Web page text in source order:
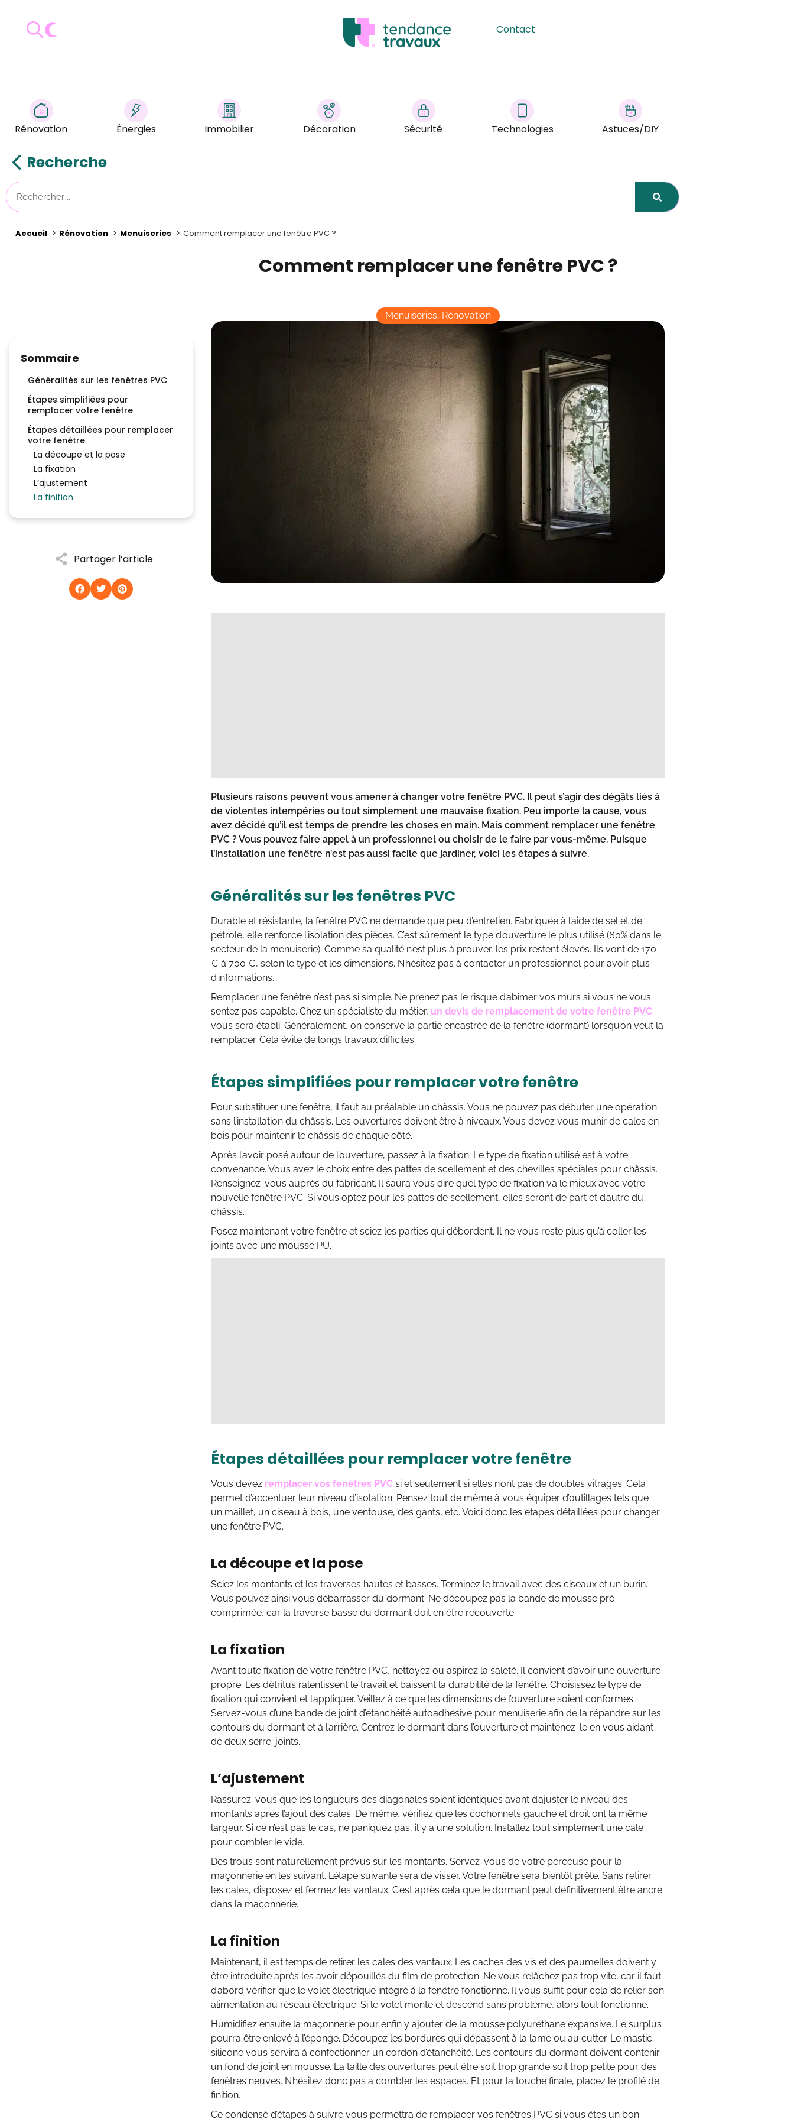
Contact
Rénovation Énergies Immobilier Décoration Sécurité Technologies Astuces/DIY
Recherche
Accueil Rénovation Menuiseries Comment remplacer une fenêtre PVC ?
Sommaire
Généralités sur les fenêtres PVC
Étapes simplifiées pour
remplacer votre fenêtre
Étapes détaillées pour remplacer
votre fenêtre
La découpe et la pose
La fixation
L’ajustement
La finition
Partager l’article
Comment remplacer une fenêtre PVC ?
Menuiseries, Rénovation
Plusieurs raisons peuvent vous amener à changer votre fenêtre PVC. Il peut s’agir des dégâts liés à
de violentes intempéries ou tout simplement une mauvaise fixation. Peu importe la cause, vous
avez décidé qu’il est temps de prendre les choses en main. Mais comment remplacer une fenêtre
PVC ? Vous pouvez faire appel à un professionnel ou choisir de le faire par vous-même. Puisque
l’installation une fenêtre n’est pas aussi facile que jardiner, voici les étapes à suivre.
Généralités sur les fenêtres PVC
Durable et résistante, la fenêtre PVC ne demande que peu d’entretien. Fabriquée à l’aide de sel et de
pétrole, elle renforce l’isolation des pièces. C’est sûrement le type d’ouverture le plus utilisé (60% dans le
secteur de la menuiserie). Comme sa qualité n’est plus à prouver, les prix restent élevés. Ils vont de 170
€ à 700 €, selon le type et les dimensions. N’hésitez pas à contacter un professionnel pour avoir plus
d’informations.
Remplacer une fenêtre n’est pas si simple. Ne prenez pas le risque d’abîmer vos murs si vous ne vous
sentez pas capable. Chez un spécialiste du métier, un devis de remplacement de votre fenêtre PVC
vous sera établi. Généralement, on conserve la partie encastrée de la fenêtre (dormant) lorsqu’on veut la
remplacer. Cela évite de longs travaux difficiles.
Étapes simplifiées pour remplacer votre fenêtre
Pour substituer une fenêtre, il faut au préalable un châssis. Vous ne pouvez pas débuter une opération
sans l’installation du châssis. Les ouvertures doivent être à niveaux. Vous devez vous munir de cales en
bois pour maintenir le châssis de chaque côté.
Après l’avoir posé autour de l’ouverture, passez à la fixation. Le type de fixation utilisé est à votre
convenance. Vous avez le choix entre des pattes de scellement et des chevilles spéciales pour châssis.
Renseignez-vous auprès du fabricant. Il saura vous dire quel type de fixation va le mieux avec votre
nouvelle fenêtre PVC. Si vous optez pour les pattes de scellement, elles seront de part et d’autre du
châssis.
Posez maintenant votre fenêtre et sciez les parties qui débordent. Il ne vous reste plus qu’à coller les
joints avec une mousse PU.
Étapes détaillées pour remplacer votre fenêtre
Vous devez remplacer vos fenêtres PVC si et seulement si elles n’ont pas de doubles vitrages. Cela
permet d’accentuer leur niveau d’isolation. Pensez tout de même à vous équiper d’outillages tels que :
un maillet, un ciseau à bois, une ventouse, des gants, etc. Voici donc les étapes détaillées pour changer
une fenêtre PVC.
La découpe et la pose
Sciez les montants et les traverses hautes et basses. Terminez le travail avec des ciseaux et un burin.
Vous pouvez ainsi vous débarrasser du dormant. Ne découpez pas la bande de mousse pré
comprimée, car la traverse basse du dormant doit en être recouverte.
La fixation
Avant toute fixation de votre fenêtre PVC, nettoyez ou aspirez la saleté. Il convient d’avoir une ouverture
propre. Les détritus ralentissent le travail et baissent la durabilité de la fenêtre. Choisissez le type de
fixation qui convient et l’appliquer. Veillez à ce que les dimensions de l’ouverture soient conformes.
Servez-vous d’une bande de joint d’étanchéité autoadhésive pour menuiserie afin de la répandre sur les
contours du dormant et à l’arrière. Centrez le dormant dans l’ouverture et maintenez-le en vous aidant
de deux serre-joints.
L’ajustement
Rassurez-vous que les longueurs des diagonales soient identiques avant d’ajuster le niveau des
montants après l’ajout des cales. De même, vérifiez que les cochonnets gauche et droit ont la même
largeur. Si ce n’est pas le cas, ne paniquez pas, il y a une solution. Installez tout simplement une cale
pour combler le vide.
Des trous sont naturellement prévus sur les montants. Servez-vous de votre perceuse pour la
maçonnerie en les suivant. L’étape suivante sera de visser. Votre fenêtre sera bientôt prête. Sans retirer
les cales, disposez et fermez les vantaux. C’est après cela que le dormant peut définitivement être ancré
dans la maçonnerie.
La finition
Maintenant, il est temps de retirer les cales des vantaux. Les caches des vis et des paumelles doivent y
être introduite après les avoir dépouillés du film de protection. Ne vous relâchez pas trop vite, car il faut
d’abord vérifier que le volet électrique intégré à la fenêtre fonctionne. Il vous suffit pour cela de relier son
alimentation au réseau électrique. Si le volet monte et descend sans problème, alors tout fonctionne.
Humidifiez ensuite la maçonnerie pour enfin y ajouter de la mousse polyuréthane expansive. Le surplus
pourra être enlevé à l’éponge. Découpez les bordures qui dépassent à la lame ou au cutter. Le mastic
silicone vous servira à confectionner un cordon d’étanchéité. Les contours du dormant doivent contenir
un fond de joint en mousse. La taille des ouvertures peut être soit trop grande soit trop petite pour des
fenêtres neuves. N’hésitez donc pas à combler les espaces. Et pour la touche finale, placez le profilé de
finition.
Ce condensé d’étapes à suivre vous permettra de remplacer vos fenêtres PVC si vous êtes un bon